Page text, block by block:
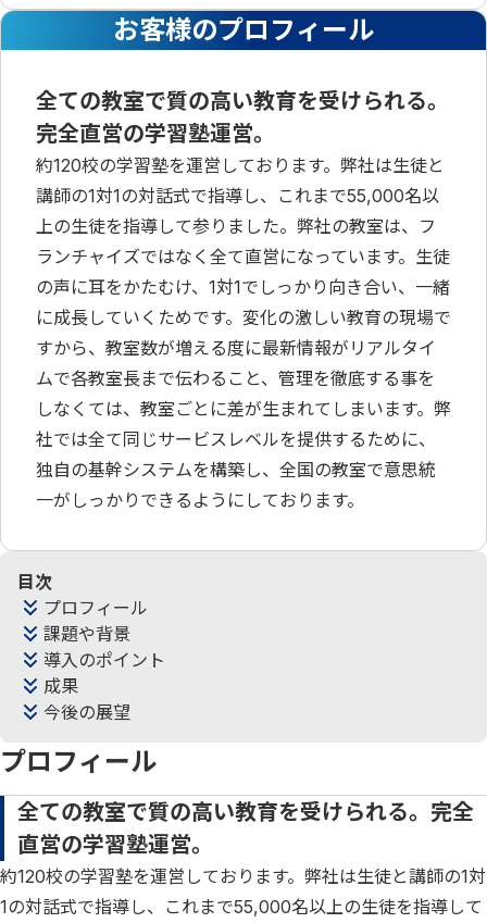
お客様のプロフィール
全ての教室で質の高い教育を受けられる。
完全直営の学習塾運営。
約120校の学習塾を運営しております。弊社は生徒と
講師の1対1の対話式で指導し、これまで55,000名以
上の生徒を指導して参りました。弊社の教室は、フ
ランチャイズではなく全て直営になっています。生徒
の声に耳をかたむけ、1対1でしっかり向き合い、一緒
に成長していくためです。変化の激しい教育の現場で
すから、教室数が増える度に最新情報がリアルタイ
ムで各教室長まで伝わること、管理を徹底する事を
しなくては、教室ごとに差が生まれてしまいます。弊
社では全て同じサービスレベルを提供するために、
独自の基幹システムを構築し、全国の教室で意思統
一がしっかりできるようにしております。
目次
プロフィール
課題や背景
導入のポイント
成果
今後の展望
プロフィール
全ての教室で質の高い教育を受けられる。完全
直営の学習塾運営。
約120校の学習塾を運営しております。弊社は生徒と講師の1対
1の対話式で指導し、これまで55,000名以上の生徒を指導して